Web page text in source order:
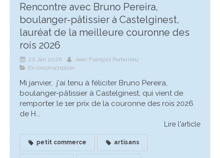
Rencontre avec Bruno Pereira,
boulanger-pâtissier à Castelginest,
lauréat de la meilleure couronne des
rois 2026
20 Jan 2026
Jean François Portarrieu
En circonscription
Mi janvier, j'ai tenu à féliciter Bruno Pereira,
boulanger-pâtissier à Castelginest, qui vient de
remporter le 1er prix de la couronne des rois 2026
de H...
Lire l'article
petit commerce artisans